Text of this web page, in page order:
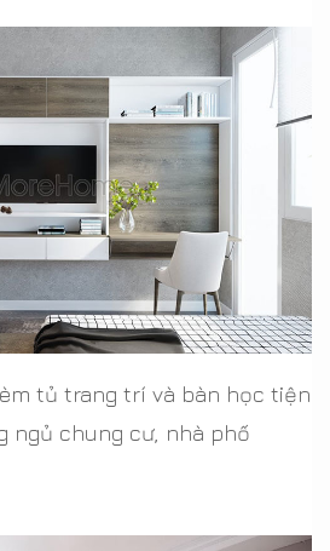
tủ trang trí và bàn học tiện
ngủ chung cư, nhà phố